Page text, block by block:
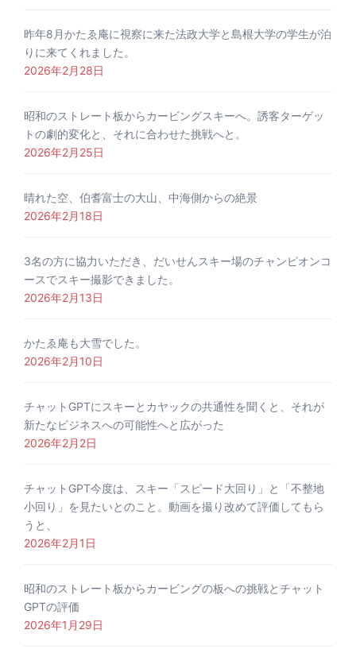
昨年8月かたゑ庵に視察に来た法政大学と島根大学の学生が泊
りに来てくれました。
2026年2月28日
昭和のストレート板からカービングスキーへ。誘客ターゲッ
トの劇的変化と、それに合わせた挑戦へと。
2026年2月25日
晴れた空、伯耆富士の大山、中海側からの絶景
2026年2月18日
3名の方に協力いただき、だいせんスキー場のチャンピオンコ
ースでスキー撮影できました。
2026年2月13日
かたゑ庵も大雪でした。
2026年2月10日
チャットGPTにスキーとカヤックの共通性を聞くと、それが
新たなビジネスへの可能性へと広がった
2026年2月2日
チャットGPT今度は、スキー「スピード大回り」と「不整地
小回り」を見たいとのこと。動画を撮り改めて評価してもら
うと、
2026年2月1日
昭和のストレート板からカービングの板への挑戦とチャット
GPTの評価
2026年1月29日